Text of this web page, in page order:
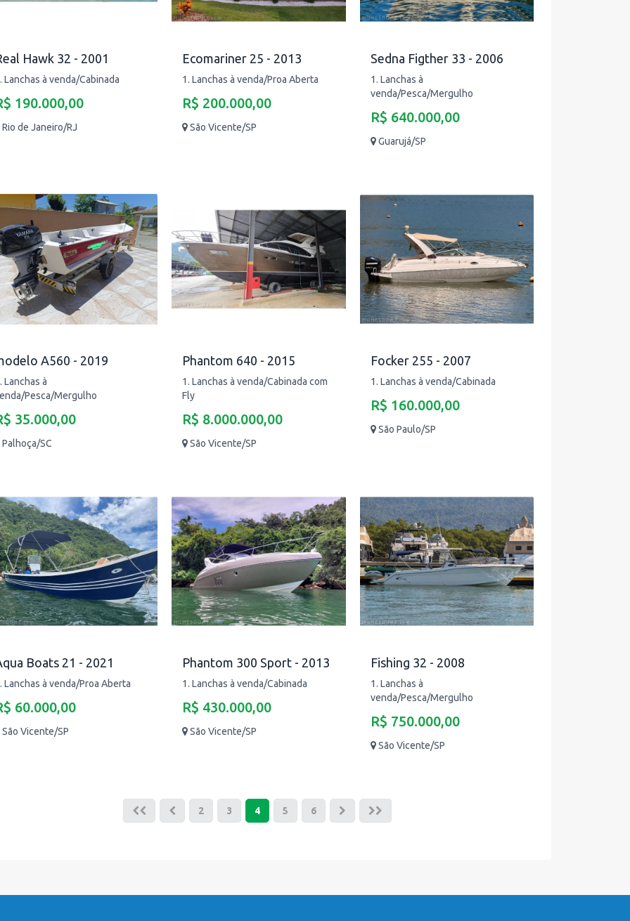
Hawk 32 - 2001
Lanchas à venda/Cabinada
190.000,00
Rio de Janeiro/RJ
Ecomariner 25 - 2013
1. Lanchas à venda/Proa Aberta
R$ 200.000,00
São Vicente/SP
Sedna Figther 33 - 2006
1. Lanchas à
venda/Pesca/Mergulho
R$ 640.000,00
Guarujá/SP
A560 - 2019
Lanchas à
Pesca/Mergulho
35.000,00
Palhoça/SC
Phantom 640 - 2015
1. Lanchas à venda/Cabinada com
Fly
R$ 8.000.000,00
São Vicente/SP
Focker 255 - 2007
1. Lanchas à venda/Cabinada
R$ 160.000,00
São Paulo/SP
Boats 21 - 2021
Lanchas à venda/Proa Aberta
60.000,00
São Vicente/SP
Phantom 300 Sport - 2013
1. Lanchas à venda/Cabinada
R$ 430.000,00
São Vicente/SP
Fishing 32 - 2008
1. Lanchas à
venda/Pesca/Mergulho
R$ 750.000,00
São Vicente/SP
2 3 4 5 6